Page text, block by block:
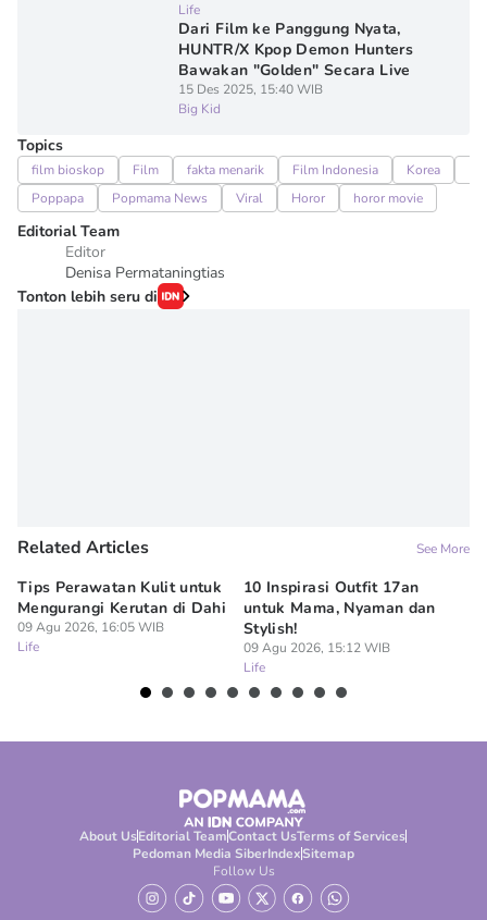
Life
Dari Film ke Panggung Nyata,
HUNTR/X Kpop Demon Hunters
Bawakan "Golden" Secara Live
15 Des 2025, 15:40 WIB
Big Kid
Topics
film bioskop Film fakta menarik Film Indonesia Korea
Poppapa
Popmama News Viral Horor horor movie
Editorial Team
Editor
Denisa Permataningtias
Tonton lebih seru di
Related Articles See More
Tips Perawatan Kulit untuk
Mengurangi Kerutan di Dahi
09 Agu 2026, 16:05 WIB
Life
10 Inspirasi Outfit 17an
untuk Mama, Nyaman dan
Stylish!
09 Agu 2026, 15:12 WIB
Life
About UsEditorial TeamContact UsTerms of Services
Pedoman Media SiberIndexSitemap
Follow Us